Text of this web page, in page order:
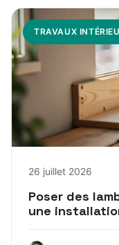
TRAVAUX
26 juillet 2026
Poser des
une